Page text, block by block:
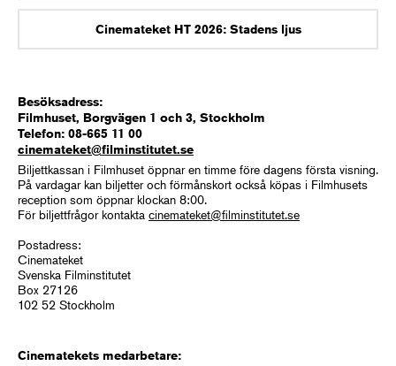
Cinemateket HT 2026: Stadens ljus
Besöksadress:
Filmhuset, Borgvägen 1 och 3, Stockholm
Telefon: 08-665 11 00
cinemateket@filminstitutet.se
Biljettkassan i Filmhuset öppnar en timme före dagens första visning.
På vardagar kan biljetter och förmånskort också köpas i Filmhusets
reception som öppnar klockan 8:00.
För biljettfrågor kontakta cinemateket@filminstitutet.se
Postadress:
Cinemateket
Svenska Filminstitutet
Box 27126
102 52 Stockholm
Cinematekets medarbetare: